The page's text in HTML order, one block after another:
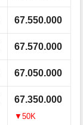
67.550.000
67.570.000
67.050.000
67.350.000
▼50K